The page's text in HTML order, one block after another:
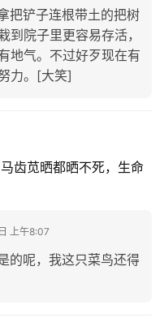
把铲子连根带土的把树
到院子里更容易存活，
地气。不过好歹现在有
力。[大笑]
齿苋晒都晒不死，生命
上午8:07
的呢，我这只菜鸟还得